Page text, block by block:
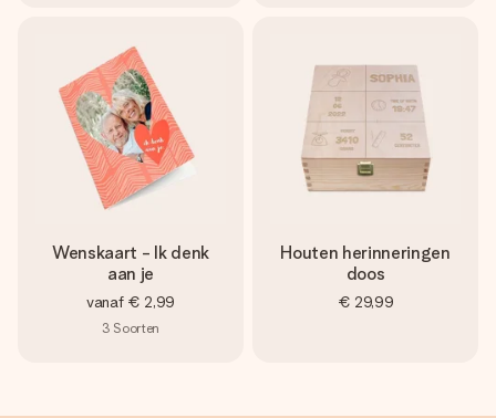
Wenskaart - Ik denk
aan je
vanaf € 2,99
3 Soorten
Houten herinneringen
doos
€ 29,99